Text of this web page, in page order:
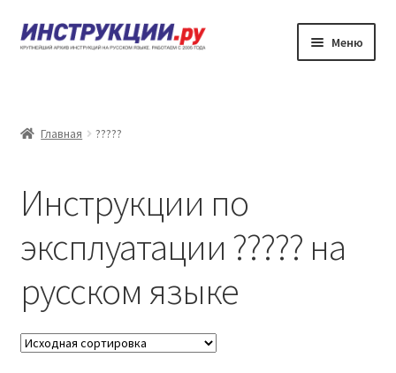
Перейти
к
Перейти
к
Меню
??????? ?????????? ?? ????????????
?????? ???????
Главная ?????
Инструкции по
эксплуатации ????? на
русском языке